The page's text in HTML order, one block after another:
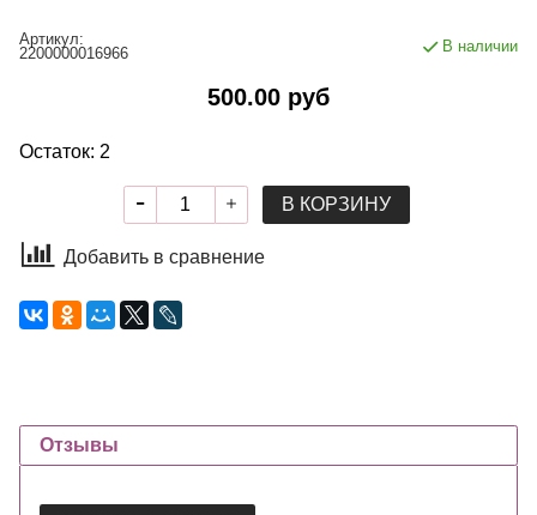
Артикул:
2200000016966
В наличии
500.00 руб
Остаток: 2
В КОРЗИНУ
Добавить в сравнение
Отзывы